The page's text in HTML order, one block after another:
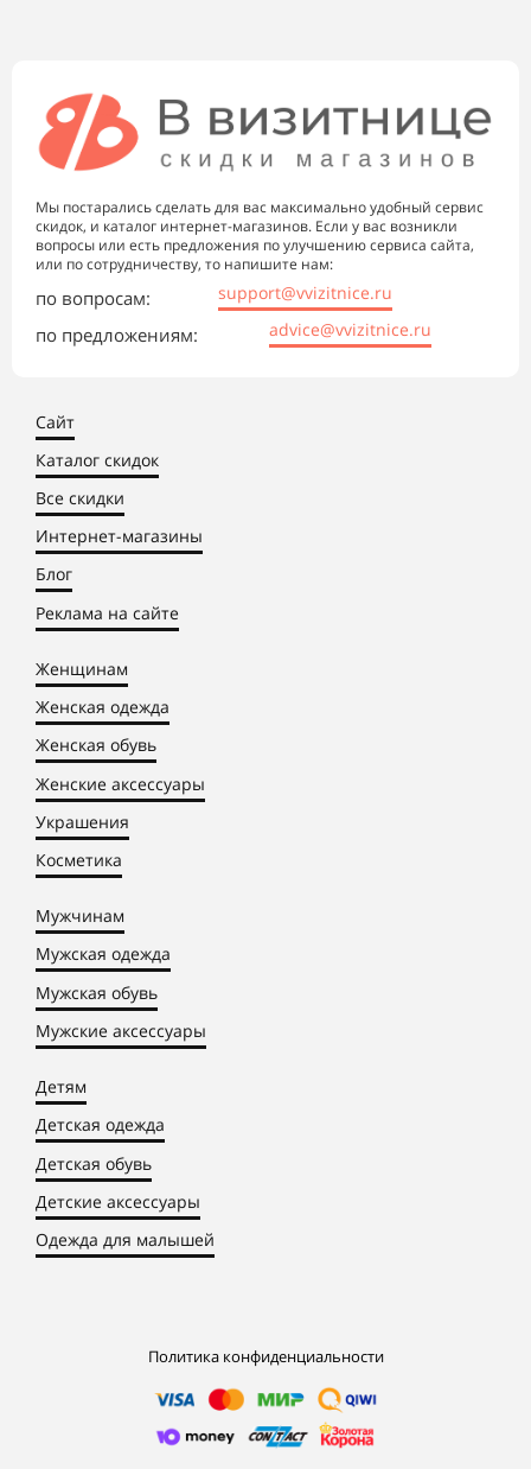
Мы постарались сделать для вас максимально удобный сервис
скидок, и каталог интернет-магазинов. Если у вас возникли
вопросы или есть предложения по улучшению сервиса сайта,
или по сотрудничеству, то напишите нам:
по вопросам: support@vvizitnice.ru
по предложениям: advice@vvizitnice.ru
Сайт
Каталог скидок
Все скидки
Интернет-магазины
Блог
Реклама на сайте
Женщинам
Женская одежда
Женская обувь
Женские аксессуары
Украшения
Косметика
Мужчинам
Мужская одежда
Мужская обувь
Мужские аксессуары
Детям
Детская одежда
Детская обувь
Детские аксессуары
Одежда для малышей
Политика конфиденциальности